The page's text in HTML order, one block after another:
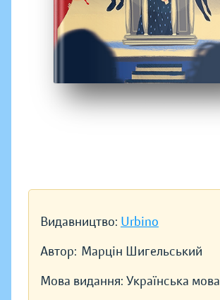
Видавництво: Urbino
Автор: Марцін Шигельський
Мова видання: Українська мова